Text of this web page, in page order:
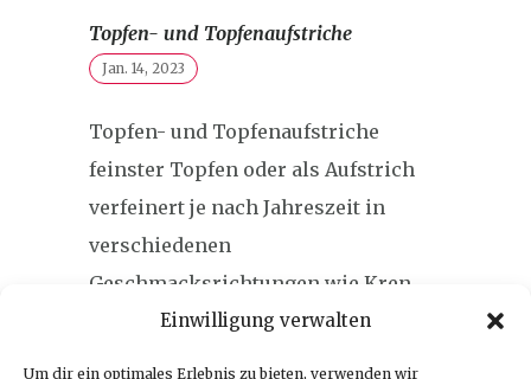
Einwilligung verwalten
Um dir ein optimales Erlebnis zu bieten, verwenden wir
Topfen- und Topfenaufstriche
Jan. 14, 2023
Topfen- und Topfenaufstriche
feinster Topfen oder als Aufstrich
verfeinert je nach Jahreszeit in
verschiedenen
Geschmacksrichtungen wie Kren,
Bärlauch, BasilikumTomate, Kräuter